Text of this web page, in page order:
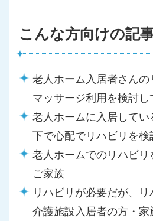
こんな方向けの記
老人ホーム入居者さん
マッサージ利用を検討
老人ホームに入居して
下で心配でリハビリを
老人ホームでのリハビリ
ご家族
リハビリが必要だが、
介護施設入居者の方・家